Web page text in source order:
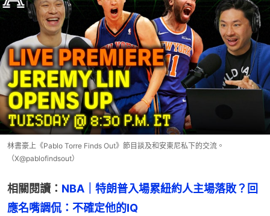
林書豪上《Pablo Torre Finds Out》節目談及和安東尼私下的交流。
（X@pablofindsout）
相關閱讀： NBA｜特朗普入場累紐約人主場落敗？回
應名嘴調侃：不確定他的IQ